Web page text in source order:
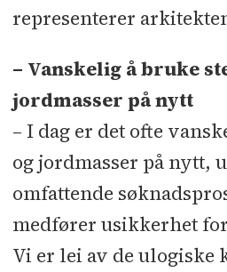
representerer
– Vanskelig å bruke
jordmasser på nytt
– I dag er det ofte
og jordmasser på nytt,
omfattende
medfører usikkerhet
Vi er lei av de ulogiske